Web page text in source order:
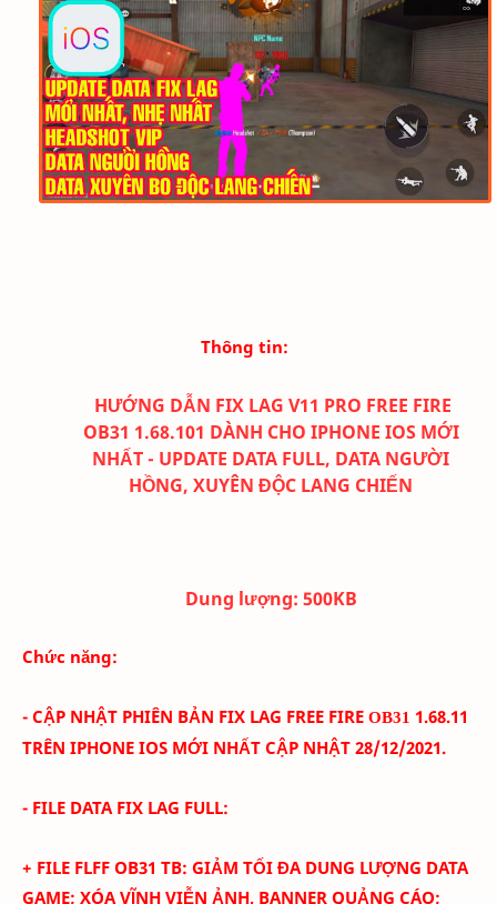
Thông tin:
HƯỚNG DẪN FIX LAG V11 PRO FREE FIRE
OB31 1.68.101 DÀNH CHO IPHONE IOS MỚI
NHẤT - UPDATE DATA FULL, DATA NGƯỜI
HỒNG, XUYÊN ĐỘC LANG CHIẾN
Dung lượng: 500KB
Chức năng:
- CẬP NHẬT PHIÊN BẢN FIX LAG FREE FIRE OB31 1.68.11
TRÊN IPHONE IOS MỚI NHẤT CẬP NHẬT 28/12/2021.
- FILE DATA FIX LAG FULL:
+ FILE FLFF OB31 TB: GIẢM TỐI ĐA DUNG LƯỢNG DATA
GAME; XÓA VĨNH VIỄN ẢNH, BANNER QUẢNG CÁO;